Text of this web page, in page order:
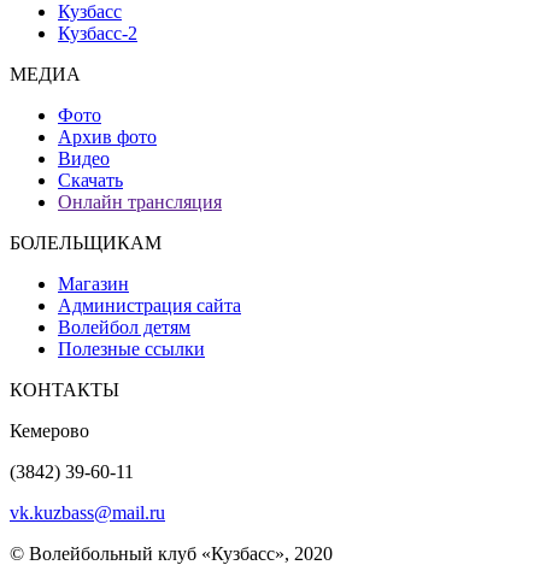
Кузбасс
Кузбасс-2
МЕДИА
Фото
Архив фото
Видео
Скачать
Онлайн трансляция
БОЛЕЛЬЩИКАМ
Магазин
Администрация сайта
Волейбол детям
Полезные ссылки
КОНТАКТЫ
Кемерово
(3842) 39-60-11
vk.kuzbass@mail.ru
© Волейбольный клуб «Кузбасс», 2020